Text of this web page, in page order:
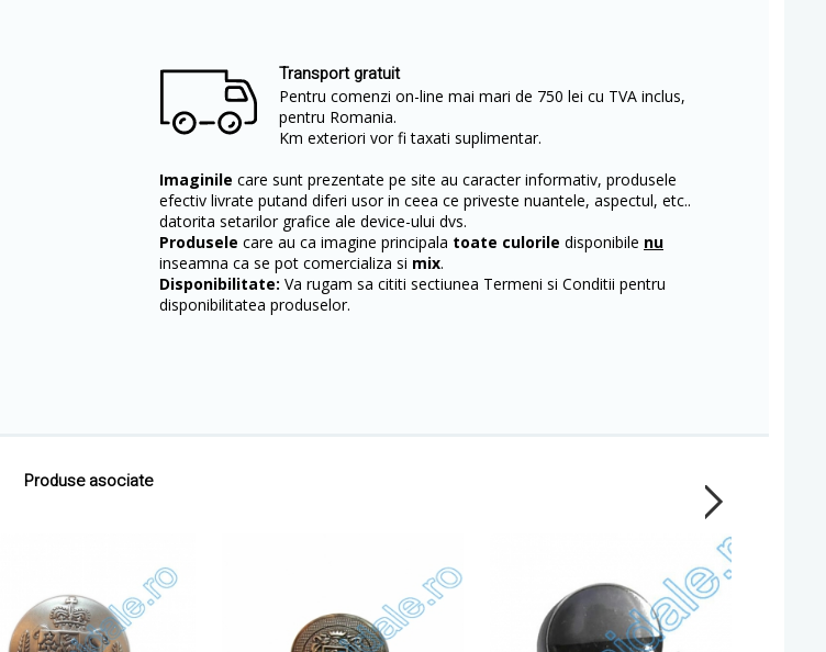
Transport gratuit
Pentru comenzi on-line mai mari de 750 lei cu TVA inclus,
pentru Romania.
Km exteriori vor fi taxati suplimentar.
Imaginile care sunt prezentate pe site au caracter informativ, produsele
efectiv livrate putand diferi usor in ceea ce priveste nuantele, aspectul, etc..
datorita setarilor grafice ale device-ului dvs.
Produsele care au ca imagine principala toate culorile disponibile nu
inseamna ca se pot comercializa si mix.
Disponibilitate: Va rugam sa cititi sectiunea Termeni si Conditii pentru
disponibilitatea produselor.
Produse asociate